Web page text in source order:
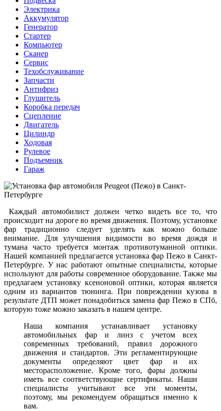
Электрика
Аккумулятор
Генератор
Стартер
Компьютер
Сканер
Сервис
Техобслуживание
Запчасти
Антифриз
Глушитель
Коробка передач
Сцепление
Двигатель
Цилиндр
Ходовая
Рулевое
Подъемник
Гараж
Каждый автомобилист должен четко видеть все то, что
происходит на дороге во время движения. Поэтому, установке
фар традиционно следует уделять как можно больше
внимание. Для улучшения видимости во время дождя и
тумана часто требуется монтаж противотуманной оптики.
Нашей компанией предлагается установка фар Пежо в Санкт-
Петербурге. У нас работают опытные специалисты, которые
используют для работы современное оборудование. Также мы
предлагаем установку ксеноновой оптики, которая является
одним из вариантов тюнинга. При повреждении кузова в
результате ДТП может понадобиться замена фар Пежо в СПб,
которую тоже можно заказать в нашем центре.
Наша компания устанавливает установку
автомобильных фар и линз с учетом всех
современных требований, правил дорожного
движения и стандартов. Эти регламентирующие
документы определяют цвет фар и их
месторасположение. Кроме того, фары должны
иметь все соответствующие сертификаты. Наши
специалисты учитывают все эти моменты,
поэтому, мы рекомендуем обращаться именно к
вам.